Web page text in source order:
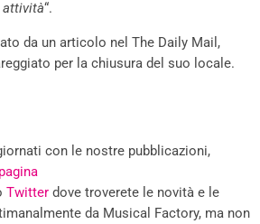
attività“.
da un articolo nel The Daily Mail,
per la chiusura del suo locale.
con le nostre pubblicazioni,
pagina
Twitter dove troverete le novità e le
da Musical Factory, ma non